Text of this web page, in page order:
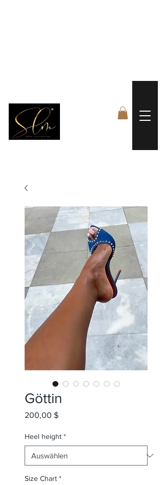
Göttin
200,00 $Preis
Heel height *
Size Chart *